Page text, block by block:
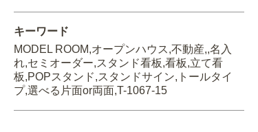
キーワード
MODEL ROOM,オープンハウス,不動産,,名入
れ,セミオーダー,スタンド看板,看板,立て看
板,POPスタンド,スタンドサイン,トールタイ
プ,選べる片面or両面,T-1067-15